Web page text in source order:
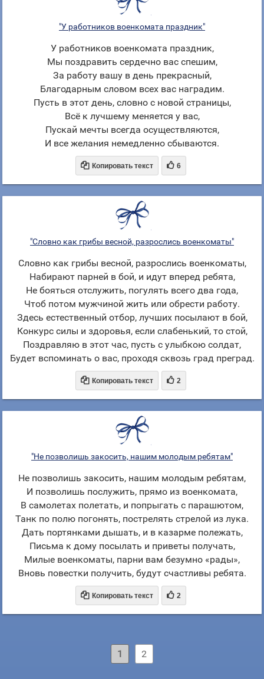
"У работников военкомата праздник"
У работников военкомата праздник,
Мы поздравить сердечно вас спешим,
За работу вашу в день прекрасный,
Благодарным словом всех вас наградим.
Пусть в этот день, словно с новой страницы,
Всё к лучшему меняется у вас,
Пускай мечты всегда осуществляются,
И все желания немедленно сбываются.
 Копировать текст  6
"Словно как грибы весной, разрослись военкоматы"
Словно как грибы весной, разрослись военкоматы,
Набирают парней в бой, и идут вперед ребята,
Не бояться отслужить, погулять всего два года,
Чтоб потом мужчиной жить или обрести работу.
Здесь естественный отбор, лучших посылают в бой,
Конкурс силы и здоровья, если слабенький, то стой,
Поздравляю в этот час, пусть с улыбкою солдат,
Будет вспоминать о вас, проходя сквозь град преград.
 Копировать текст  2
"Не позволишь закосить, нашим молодым ребятам"
Не позволишь закосить, нашим молодым ребятам,
И позволишь послужить, прямо из военкомата,
В самолетах полетать, и попрыгать с парашютом,
Танк по полю погонять, пострелять стрелой из лука.
Дать портянками дышать, и в казарме полежать,
Письма к дому посылать и приветы получать,
Милые военкоматы, парни вам безумно «рады»,
Вновь повестки получить, будут счастливы ребята.
 Копировать текст  2
1 2